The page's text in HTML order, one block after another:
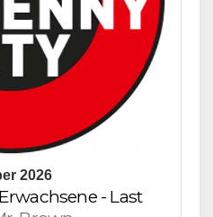
2026
- Last